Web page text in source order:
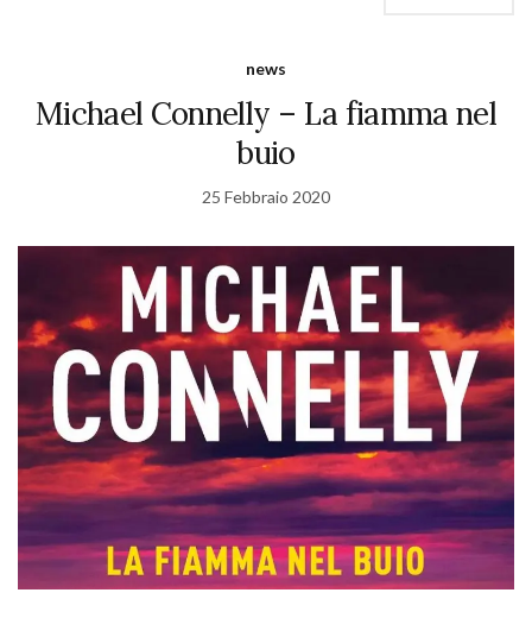
news
Michael Connelly – La fiamma nel
buio
25 Febbraio 2020